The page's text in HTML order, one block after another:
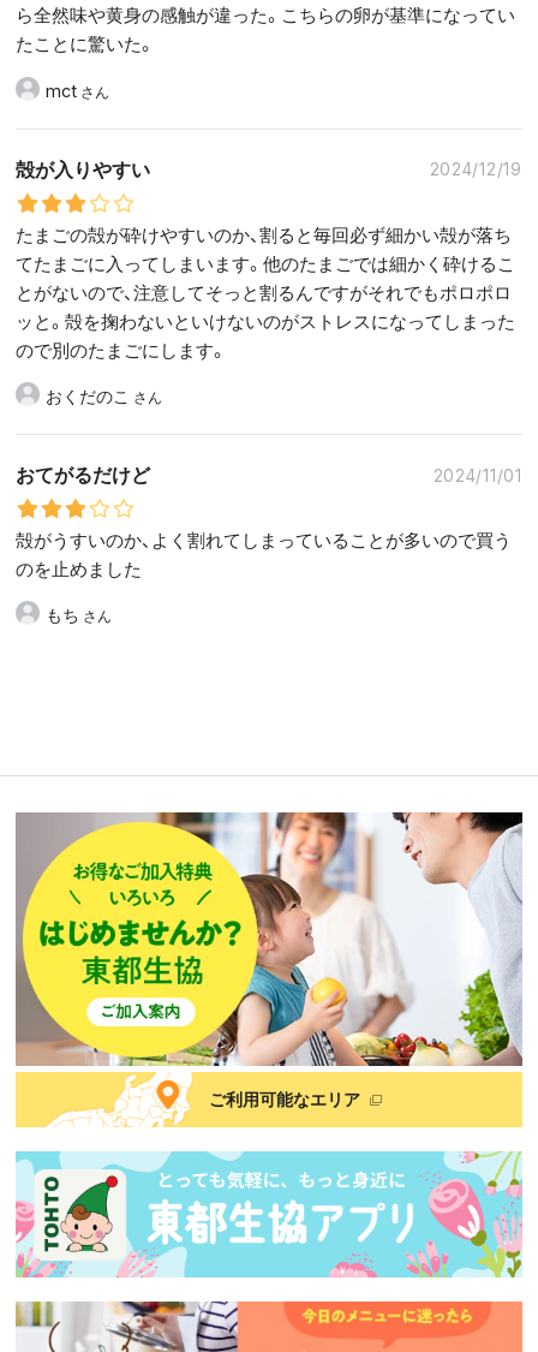
ら全然味や黄身の感触が違った。こちらの卵が基準になってい
たことに驚いた。
mct
殻が入りやすい 2024/12/19
たまごの殻が砕けやすいのか、割ると毎回必ず細かい殻が落ち
てたまごに入ってしまいます。他のたまごでは細かく砕けるこ
とがないので、注意してそっと割るんですがそれでもポロポロ
ッと。殻を掬わないといけないのがストレスになってしまった
ので別のたまごにします。
おくだのこ
おてがるだけど 2024/11/01
殻がうすいのか、よく割れてしまっていることが多いので買う
のを止めました
もち
ご利用可能なエリア